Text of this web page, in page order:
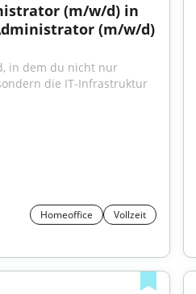
(m/w/d) in
(m/w/d)
in dem du nicht nur
die IT-Infrastruktur
Homeoffice Vollzeit